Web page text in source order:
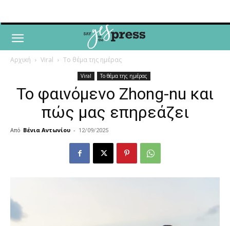
Αρχική Viral Το θέμα της ημέρας
Viral Το θέμα της ημέρας
Το φαινόμενο Zhong-nu και
πώς μας επηρεάζει
Από Βένια Αντωνίου - 12/09/2025